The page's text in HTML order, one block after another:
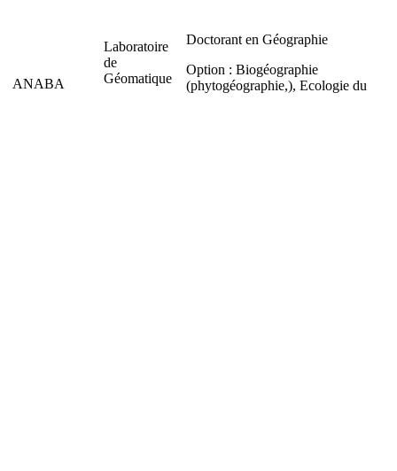
ANABA
Laboratoire
de
Géomatique
Doctorant en Géographie
Option : Biogéographie
(phytogéographie,), Ecologie du